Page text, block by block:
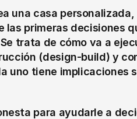
una casa
las primeras decisiones
trata de cómo va a
(design-build) y
uno tiene implicaciones
para ayudarle a